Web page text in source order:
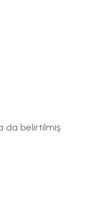
da belirtilmiş